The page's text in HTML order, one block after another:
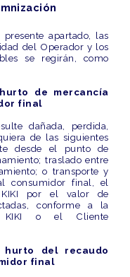
apartado, las
del Operador y los
se regirán, como
de mercancía
final
dañada, perdida,
de las siguientes
desde el punto de
traslado entre
o transporte y
consumidor final, el
KIKI por el valor de
conforme a la
KIKI o el Cliente
del recaudo
final